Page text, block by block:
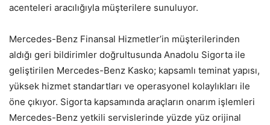
acenteleri aracılığıyla müşterilere sunuluyor.
Mercedes-Benz Finansal Hizmetler’in müşterilerinden
aldığı geri bildirimler doğrultusunda Anadolu Sigorta ile
geliştirilen Mercedes-Benz Kasko; kapsamlı teminat yapısı,
yüksek hizmet standartları ve operasyonel kolaylıkları ile
öne çıkıyor. Sigorta kapsamında araçların onarım işlemleri
Mercedes-Benz yetkili servislerinde yüzde yüz orijinal